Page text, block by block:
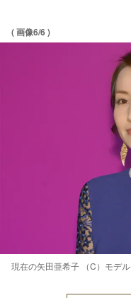
( 画像6/6 )
現在の矢田亜希子 （C）モデ